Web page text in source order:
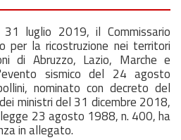
luglio 2019, il Commissario
per la ricostruzione nei territori
di Abruzzo, Lazio, Marche e
sismico del 24 agosto
nominato con decreto del
ministri del 31 dicembre 2018,
23 agosto 1988, n. 400, ha
in allegato.